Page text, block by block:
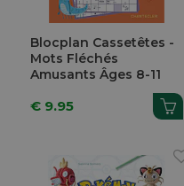
Blocplan Cassetêtes -
Mots Fléchés
Amusants Âges 8-11
€ 9.95